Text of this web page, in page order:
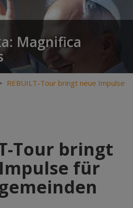
Magnifica
REBUILT-Tour bringt neue Impulse
Tour bringt
für